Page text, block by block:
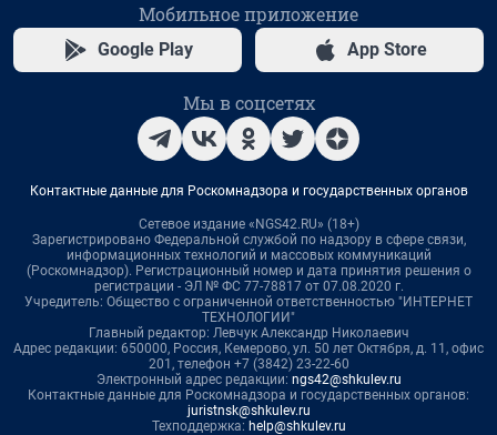
Мобильное приложение
Google Play App Store
Мы в соцсетях
Контактные данные для Роскомнадзора и государственных органов
Сетевое издание «NGS42.RU» (18+)
Зарегистрировано Федеральной службой по надзору в сфере связи,
информационных технологий и массовых коммуникаций
(Роскомнадзор). Регистрационный номер и дата принятия решения о
регистрации - ЭЛ № ФС 77-78817 от 07.08.2020 г.
Учредитель: Общество с ограниченной ответственностью "ИНТЕРНЕТ
ТЕХНОЛОГИИ"
Главный редактор: Левчук Александр Николаевич
Адрес редакции: 650000, Россия, Кемерово, ул. 50 лет Октября, д. 11, офис
201, телефон +7 (3842) 23-22-60
Электронный адрес редакции: ngs42@shkulev.ru
Контактные данные для Роскомнадзора и государственных органов:
juristnsk@shkulev.ru
Техподдержка: help@shkulev.ru